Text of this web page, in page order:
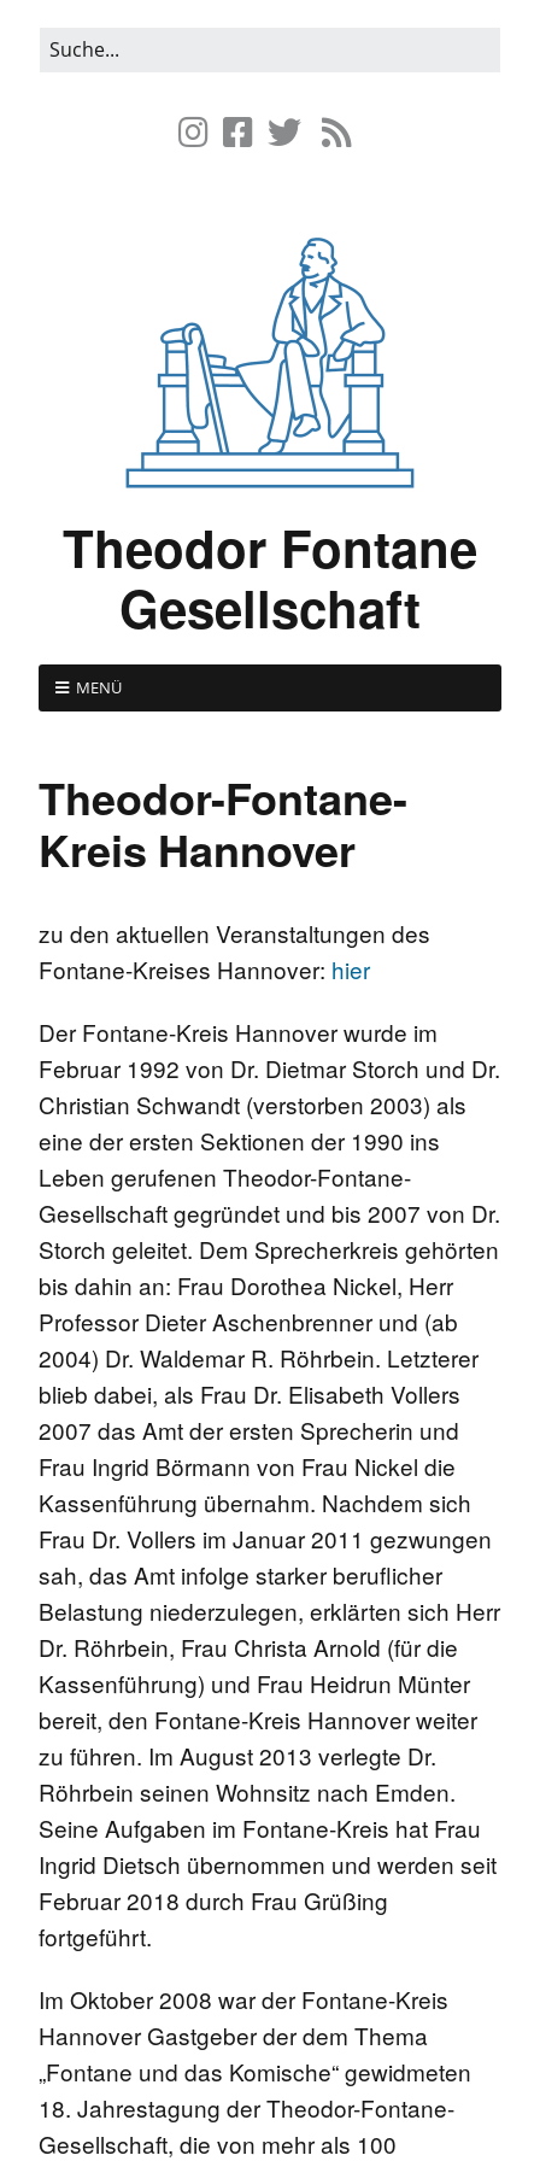
Theodor Fontane
Gesellschaft
MENÜ
Theodor-Fontane-
Kreis Hannover
zu den aktuellen Veranstaltungen des
Fontane-Kreises Hannover: hier
Der Fontane-Kreis Hannover wurde im
Februar 1992 von Dr. Dietmar Storch und Dr.
Christian Schwandt (verstorben 2003) als
eine der ersten Sektionen der 1990 ins
Leben gerufenen Theodor-Fontane-
Gesellschaft gegründet und bis 2007 von Dr.
Storch geleitet. Dem Sprecherkreis gehörten
bis dahin an: Frau Dorothea Nickel, Herr
Professor Dieter Aschenbrenner und (ab
2004) Dr. Waldemar R. Röhrbein. Letzterer
blieb dabei, als Frau Dr. Elisabeth Vollers
2007 das Amt der ersten Sprecherin und
Frau Ingrid Börmann von Frau Nickel die
Kassenführung übernahm. Nachdem sich
Frau Dr. Vollers im Januar 2011 gezwungen
sah, das Amt infolge starker beruflicher
Belastung niederzulegen, erklärten sich Herr
Dr. Röhrbein, Frau Christa Arnold (für die
Kassenführung) und Frau Heidrun Münter
bereit, den Fontane-Kreis Hannover weiter
zu führen. Im August 2013 verlegte Dr.
Röhrbein seinen Wohnsitz nach Emden.
Seine Aufgaben im Fontane-Kreis hat Frau
Ingrid Dietsch übernommen und werden seit
Februar 2018 durch Frau Grüßing
fortgeführt.
Im Oktober 2008 war der Fontane-Kreis
Hannover Gastgeber der dem Thema
„Fontane und das Komische“ gewidmeten
18. Jahrestagung der Theodor-Fontane-
Gesellschaft, die von mehr als 100